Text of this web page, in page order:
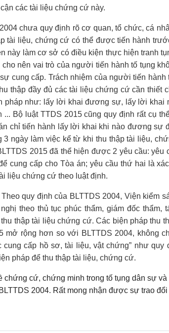
các tài liệu chứng cứ này.
chưa quy định rõ cơ quan, tổ chức, cá
tài liệu, chứng cứ có thể được tiến hành
này làm cơ sở có điều kiện thực hiện tranh
nên vai trò của người tiến hành tố tụng
cung cấp. Trách nhiệm của người tiến hành
thập đầy đủ các tài liệu chứng cứ cần thiết
pháp như: lấy lời khai đương sự, lấy lời khai
Bộ luật TTDS 2015 cũng quy định rất cụ
chỉ tiến hành lấy lời khai khi nào đương sự
ngày làm việc kể từ khi thu thập tài liệu,
2015 đã thể hiện được 2 yêu cầu: yêu
cung cấp cho Tòa án; yêu cầu thứ hai là
liệu chứng cứ theo luật định.
quy định của BLTTDS 2004, Viện kiểm
theo thủ tục phúc thẩm, giám đốc thẩm,
thập tài liệu chứng cứ. Các biện pháp thu
mở rộng hơn so với BLTTDS 2004, không
cấp hồ sơ, tài liệu, vật chứng” như quy
pháp để thu thập tài liệu, chứng cứ.
chứng cứ, chứng minh trong tố tụng dân sự
2004. Rất mong nhận được sự trao đổi